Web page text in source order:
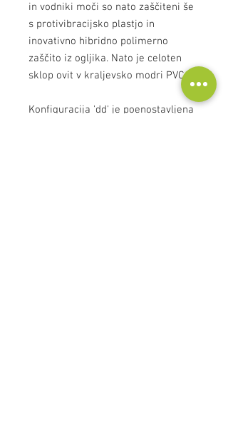
in vodniki moči so nato zaščiteni še
s protivibracijsko plastjo in
inovativno hibridno polimerno
zaščito iz ogljika. Nato je celoten
sklop ovit v kraljevsko modri PVC.
Konfiguracija 'dd' je poenostavljena